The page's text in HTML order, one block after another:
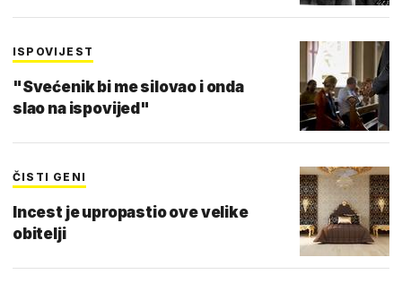
ISPOVIJEST
"Svećenik bi me silovao i onda
slao na ispovijed"
ČISTI GENI
Incest je upropastio ove velike
obitelji